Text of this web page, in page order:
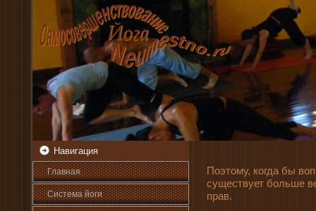
Навигация
Главная
Система йоги
Поэтому, когда бы
существует больше
прав.